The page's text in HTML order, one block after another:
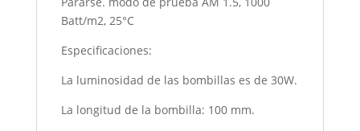
Batt/m2, 25°C
Especificaciones:
La luminosidad de las bombillas es de 30W.
La longitud de la bombilla: 100 mm.